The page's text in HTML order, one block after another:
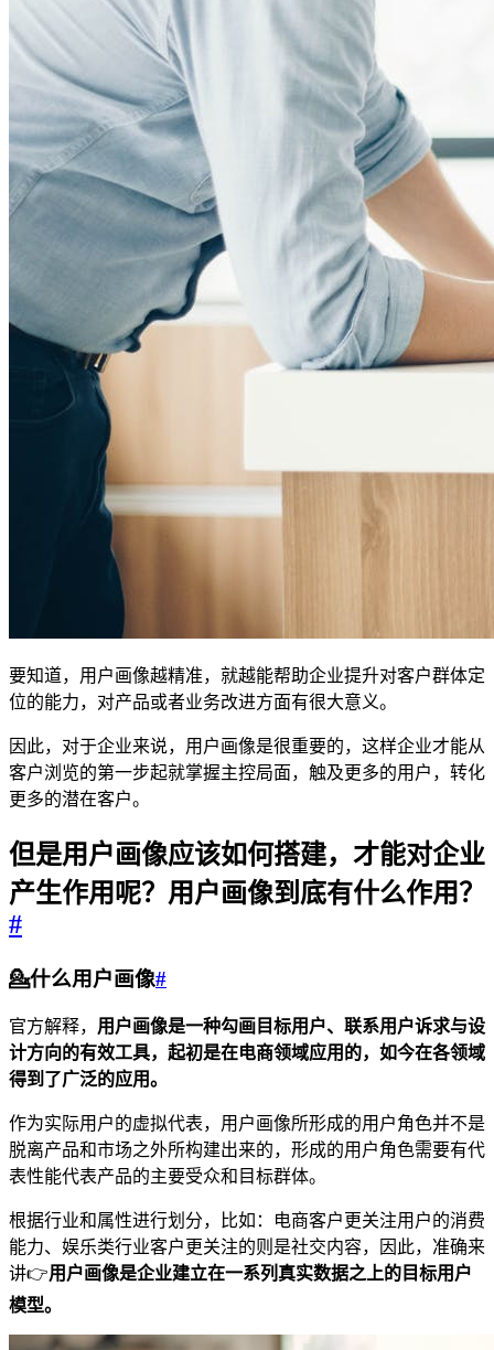
要知道，用户画像越精准，就越能帮助企业提升对客户群体定
位的能力，对产品或者业务改进方面有很大意义。
因此，对于企业来说，用户画像是很重要的，这样企业才能从
客户浏览的第一步起就掌握主控局面，触及更多的用户，转化
更多的潜在客户。
但是用户画像应该如何搭建，才能对企业
产生作用呢？用户画像到底有什么作用？
#
💁什么用户画像#
官方解释， 用户画像是一种勾画目标用户、联系用户诉求与设
计方向的有效工具，起初是在电商领域应用的，如今在各领域
得到了广泛的应用。
作为实际用户的虚拟代表，用户画像所形成的用户角色并不是
脱离产品和市场之外所构建出来的，形成的用户角色需要有代
表性能代表产品的主要受众和目标群体。
根据行业和属性进行划分，比如：电商客户更关注用户的消费
能力、娱乐类行业客户更关注的则是社交内容，因此，准确来
讲👉用户画像是企业建立在一系列真实数据之上的目标用户
模型。